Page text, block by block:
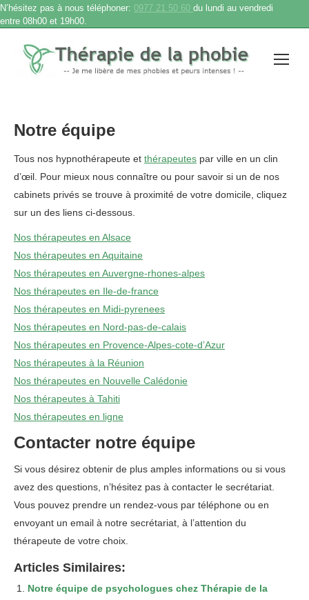
N’hésitez pas à nous téléphoner: 0977 21 50 60 du lundi au vendredi
entre 08h00 et 19h00.
Notre équipe
Tous nos hypnothérapeute et thérapeutes par ville en un clin
d’œil. Pour mieux nous connaître ou pour savoir si un de nos
cabinets privés se trouve à proximité de votre domicile, cliquez
sur un des liens ci-dessous.
Nos thérapeutes en Alsace
Nos thérapeutes en Aquitaine
Nos thérapeutes en Auvergne-rhones-alpes
Nos thérapeutes en Ile-de-france
Nos thérapeutes en Midi-pyrenees
Nos thérapeutes en Nord-pas-de-calais
Nos thérapeutes en Provence-Alpes-cote-d’Azur
Nos thérapeutes à la Réunion
Nos thérapeutes en Nouvelle Calédonie
Nos thérapeutes à Tahiti
Nos thérapeutes en ligne
Contacter notre équipe
Si vous désirez obtenir de plus amples informations ou si vous
avez des questions, n’hésitez pas à contacter le secrétariat.
Vous pouvez prendre un rendez-vous par téléphone ou en
envoyant un email à notre secrétariat, à l’attention du
thérapeute de votre choix.
Articles Similaires:
Notre équipe de psychologues chez Thérapie de la